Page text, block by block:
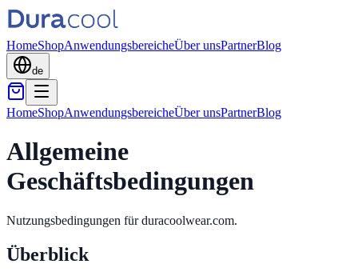
HomeShopAnwendungsbereicheÜber unsPartnerBlog
de
HomeShopAnwendungsbereicheÜber unsPartnerBlog
Allgemeine
Geschäftsbedingungen
Nutzungsbedingungen für duracoolwear.com.
Überblick